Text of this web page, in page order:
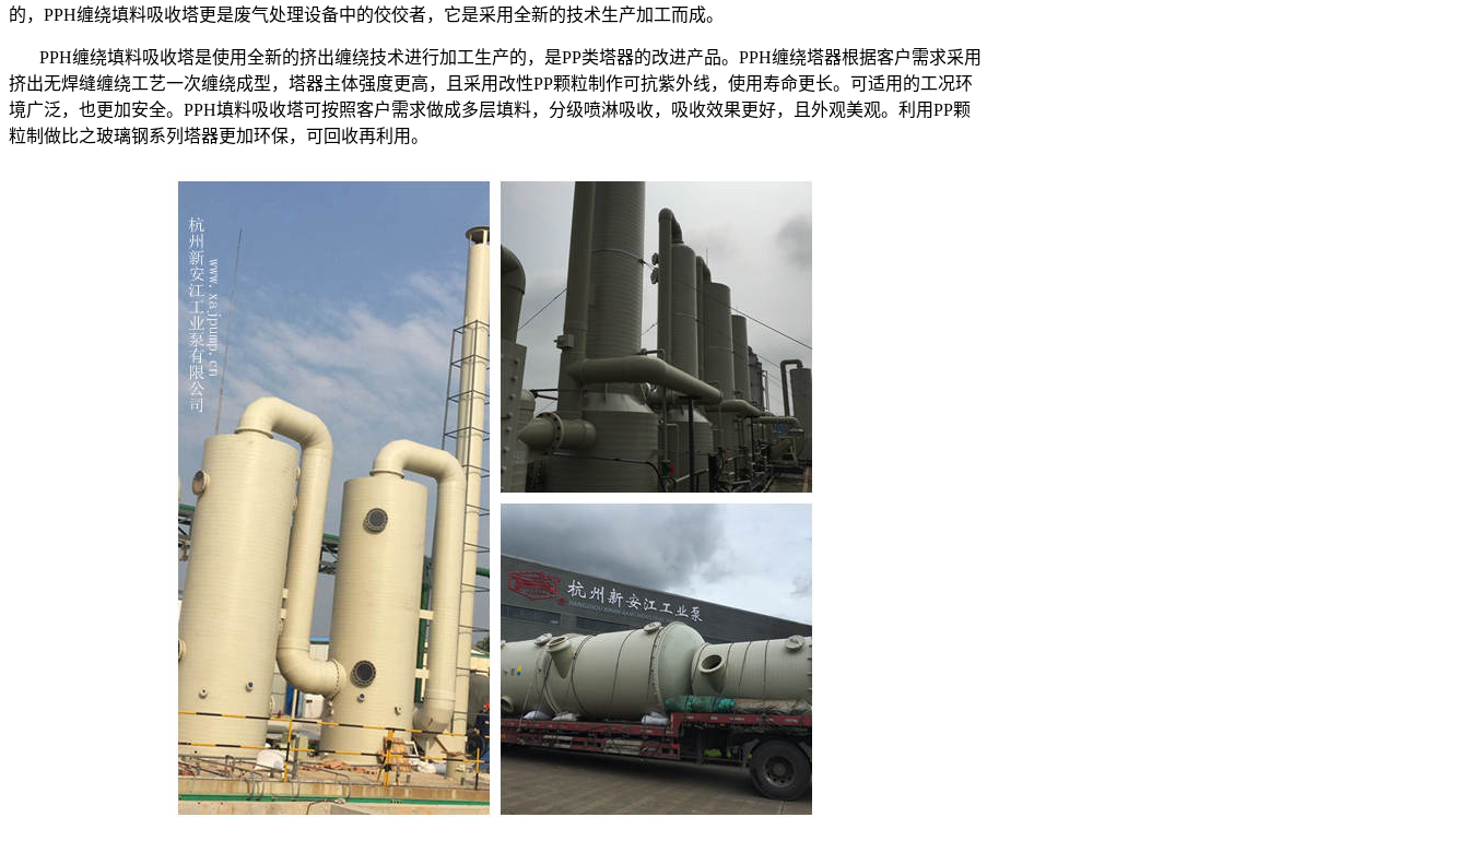
的， PPH缠绕填料吸收塔更是废气处理设备中的佼佼者，它是采用全新的技术生产加工而成。
PPH缠绕填料吸收塔是使用全新的挤出缠绕技术进行加工生产的，是PP类塔器的改进产品。 PPH缠绕塔器根据客户需求采用
挤出无焊缝缠绕工艺一次缠绕成型，塔器主体强度更高，且采用改性PP颗粒制作可抗紫外线，使用寿命更长。可适用的工况环
境广泛，也更加安全。 PPH填料吸收塔可按照客户需求做成多层填料，分级喷淋吸收，吸收效果更好，且外观美观。利用PP颗
粒制做比之玻璃钢系列塔器更加环保，可回收再利用。